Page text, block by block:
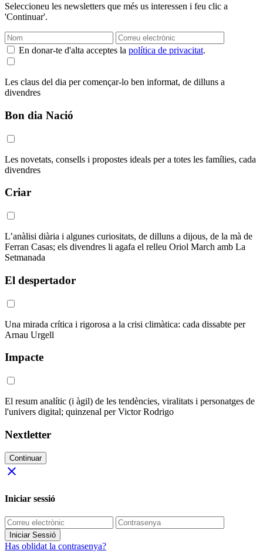
Seleccioneu les newsletters que més us interessen i feu clic a
'Continuar'.
En donar-te d'alta acceptes la política de privacitat.
Les claus del dia per començar-lo ben informat, de dilluns a
divendres
Bon dia Nació
Les novetats, consells i propostes ideals per a totes les famílies, cada
divendres
Criar
L’anàlisi diària i algunes curiositats, de dilluns a dijous, de la mà de
Ferran Casas; els divendres li agafa el relleu Oriol March amb La
Setmanada
El despertador
Una mirada crítica i rigorosa a la crisi climàtica: cada dissabte per
Arnau Urgell
Impacte
El resum analític (i àgil) de les tendències, viralitats i personatges de
l'univers digital; quinzenal per Victor Rodrigo
Nextletter
Continuar
close
Iniciar sessió
Iniciar Sessió
Has oblidat la contrasenya?